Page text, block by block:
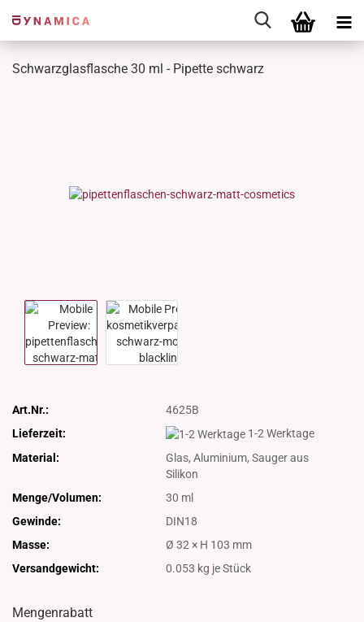
Schwarzglasflasche 30 ml - Pipette schwarz
Art.Nr.:
4625B
Lieferzeit:
1-2 Werktage
Material:
Glas, Aluminium, Sauger aus
Silikon
Menge/Volumen:
30 ml
Gewinde:
DIN18
Masse:
Ø 32 × H 103 mm
Versandgewicht:
0.053 kg je Stück
Mengenrabatt